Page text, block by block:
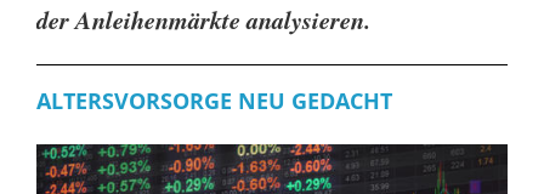
der Anleihenmärkte analysieren.
ALTERSVORSORGE NEU GEDACHT